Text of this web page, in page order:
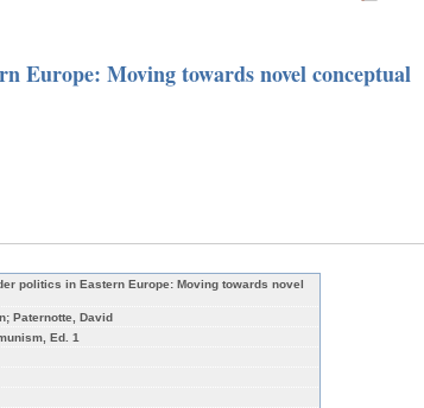
Europe: Moving towards novel conceptual
politics in Eastern Europe: Moving towards novel
Paternotte, David
Ed. 1